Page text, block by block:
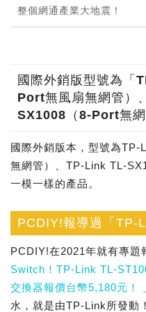
整個網通產業大地震！
國際外銷版型號為
Port無風扇無網管）
SX1008（8-Port無網
國際外銷版本，型號為
無網管）、TP-Link TL-
一模一樣的產品。
PCDIY!報導過「TP-
PCDIY!在2021年就有專題
Switch！TP-Link TL-
交換器報價台幣5,180元！
水，就是由TP-Link所發動